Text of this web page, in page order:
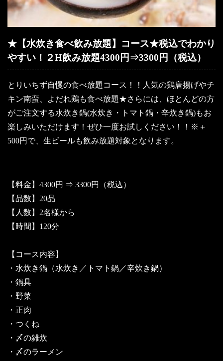
★【水炊き食べ飲み放題】コース★税込でわかり
やすい！２H飲み放題4300円⇒3300円（税込）
とりいちず自慢の食べ放題コース！！人気の鶏唐揚げやチ
キン南蛮、よだれ鶏も食べ放題★さらには、ほとんどの方
がご注文する水炊き鍋(水炊き・トマト鍋・辛炊き鍋)もお
楽しみいただけます！ぜひ一度お試しください！！※＋
500円で、生ビールも飲み放題対象となります。
【料金】4300円 ⇒ 3300円（税込）
【品数】20品
【人数】2名様から
【時間】120分
【コース内容】
・水炊き鍋（水炊き／トマト鍋／辛炊き鍋）
・鍋具
・野菜
・正肉
・つくね
・〆の雑炊
・〆のラーメン